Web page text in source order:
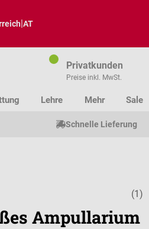
|AT
Privatkunden
Preise inkl. MwSt.
Lehre Mehr Sale
Schnelle Lieferung
(1)
Ampullarium